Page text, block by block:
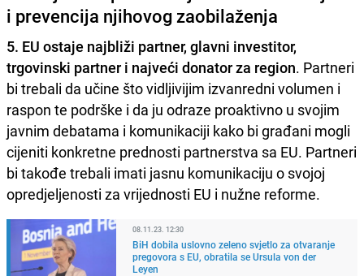
i prevencija njihovog zaobilaženja
5. EU ostaje najbliži partner, glavni investitor,
trgovinski partner i najveći donator za region. Partneri
bi trebali da učine što vidljivijim izvanredni volumen i
raspon te podrške i da ju odraze proaktivno u svojim
javnim debatama i komunikaciji kako bi građani mogli
cijeniti konkretne prednosti partnerstva sa EU. Partneri
bi takođe trebali imati jasnu komunikaciju o svojoj
opredjeljenosti za vrijednosti EU i nužne reforme.
08.11.23. 12:30
BiH dobila uslovno zeleno svjetlo za otvaranje
pregovora s EU, obratila se Ursula von der
Leyen